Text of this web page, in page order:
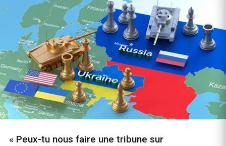
« Peux-tu nous faire une tribune sur